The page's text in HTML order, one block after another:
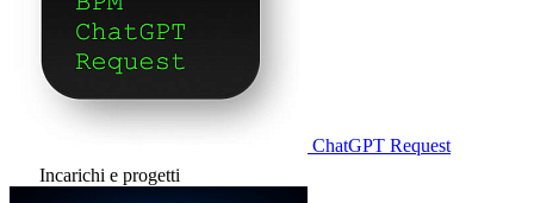
ChatGPT Request
Incarichi e progetti